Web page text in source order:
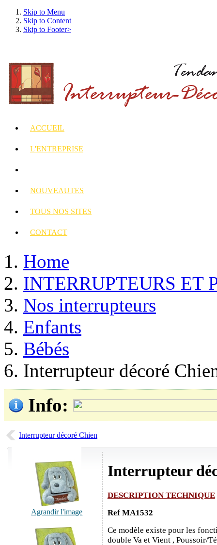
Skip to Menu
Skip to Content
Skip to Footer>
ACCUEIL
L'ENTREPRISE
NOUVEAUTES
TOUS NOS SITES
CONTACT
Home
INTERRUPTEURS ET
Nos interrupteurs
Enfants
Bébés
Interrupteur décoré
Info:
Interrupteur décoré Chien
Agrandir l'image
Interrupteur
DESCRIPTION TECHNIQUE
Ref MA1532
Ce modèle existe pour les
double Va et Vient , Poussoir/